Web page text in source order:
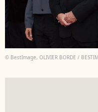
© BestImage, OLIVIER BORDE /